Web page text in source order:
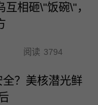
相砸\"饭碗\"，
阅读 3794
？美核潜光鲜